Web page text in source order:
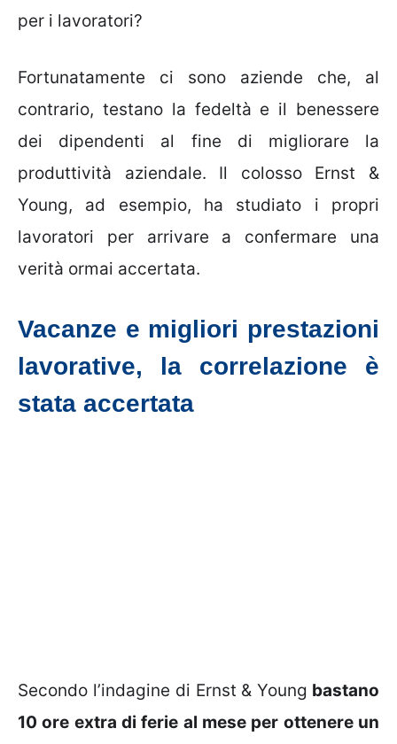
per i lavoratori?
Fortunatamente ci sono aziende che, al
contrario, testano la fedeltà e il benessere
dei dipendenti al fine di migliorare la
produttività aziendale. Il colosso Ernst &
Young, ad esempio, ha studiato i propri
lavoratori per arrivare a confermare una
verità ormai accertata.
Vacanze e migliori prestazioni
lavorative, la correlazione è
stata accertata
Secondo l’indagine di Ernst & Young bastano
10 ore extra di ferie al mese per ottenere un